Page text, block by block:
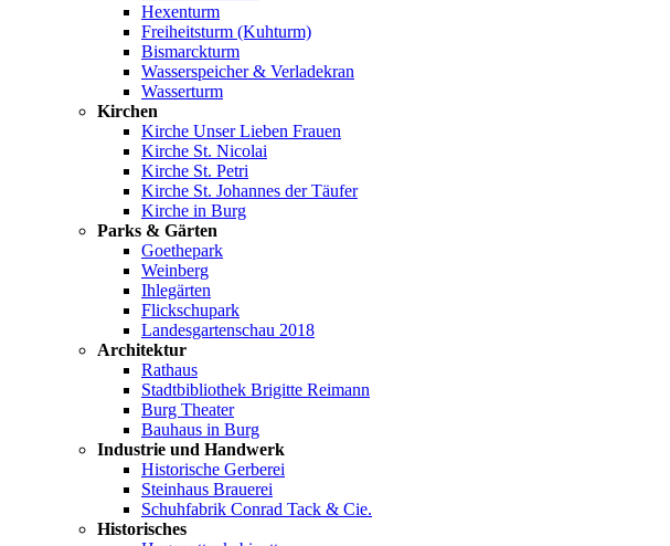
Hexenturm
Freiheitsturm (Kuhturm)
Bismarckturm
Wasserspeicher & Verladekran
Wasserturm
Kirchen
Kirche Unser Lieben Frauen
Kirche St. Nicolai
Kirche St. Petri
Kirche St. Johannes der Täufer
Kirche in Burg
Parks & Gärten
Goethepark
Weinberg
Ihlegärten
Flickschupark
Landesgartenschau 2018
Architektur
Rathaus
Stadtbibliothek Brigitte Reimann
Burg Theater
Bauhaus in Burg
Industrie und Handwerk
Historische Gerberei
Steinhaus Brauerei
Schuhfabrik Conrad Tack & Cie.
Historisches